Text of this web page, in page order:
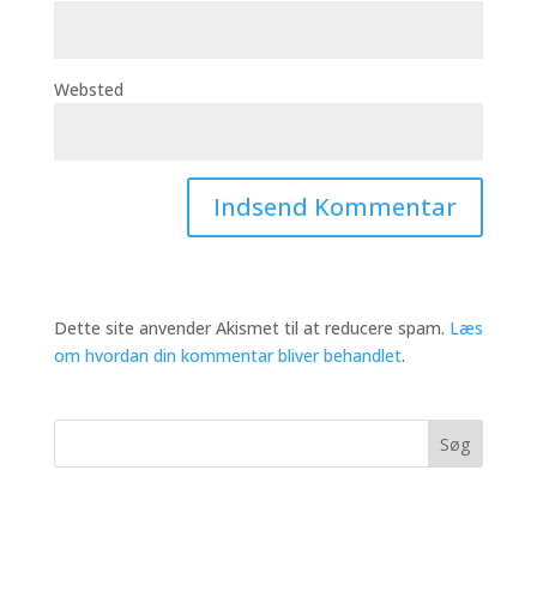
Websted
Dette site anvender Akismet til at reducere spam. Læs
om hvordan din kommentar bliver behandlet.